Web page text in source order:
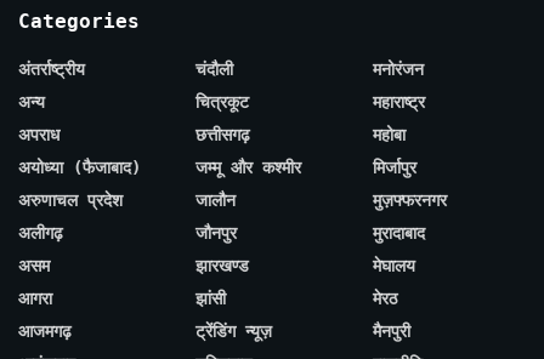
Categories
अंतर्राष्ट्रीय
अन्य
अपराध
अयोध्या (फैजाबाद)
अरुणाचल प्रदेश
अलीगढ़
असम
आगरा
आजमगढ़
चंदौली
चित्रकूट
छत्तीसगढ़
जम्मू और कश्मीर
जालौन
जौनपुर
झारखण्ड
झांसी
ट्रेंडिंग न्यूज़
मनोरंजन
महाराष्ट्र
महोबा
मिर्जापुर
मुज़फ्फरनगर
मुरादाबाद
मेघालय
मेरठ
मैनपुरी